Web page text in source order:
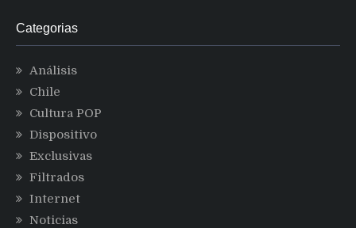
Categorias
Análisis
Chile
Cultura POP
Dispositivo
Exclusivas
Filtrados
Internet
Noticias